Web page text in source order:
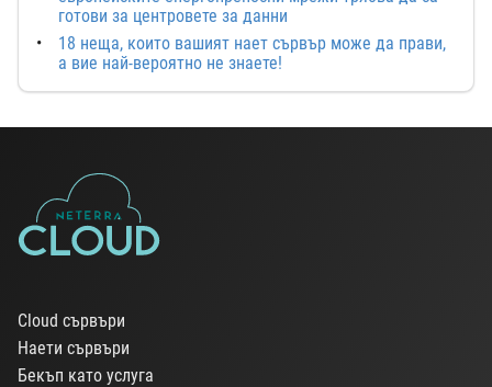
готови за центровете за данни
18 неща, които вашият нает сървър може да прави,
а вие най-вероятно не знаете!
Cloud сървъри
Наети сървъри
Бекъп като услуга